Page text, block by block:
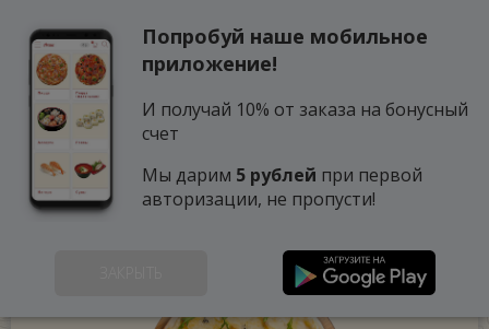
Попробуй наше мобильное
приложение!
И получай 10% от заказа на бонусный
счет
Мы дарим 5 рублей при первой
авторизации, не пропусти!